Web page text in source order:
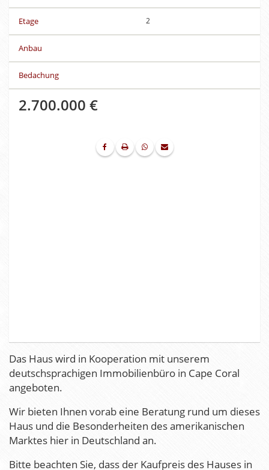
Etage 2
Anbau
Bedachung
2.700.000 €
Das Haus wird in Kooperation mit unserem
deutschsprachigen Immobilienbüro in Cape Coral
angeboten.
Wir bieten Ihnen vorab eine Beratung rund um dieses
Haus und die Besonderheiten des amerikanischen
Marktes hier in Deutschland an.
Bitte beachten Sie, dass der Kaufpreis des Hauses in